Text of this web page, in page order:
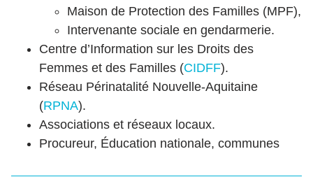
Maison de Protection des Familles (MPF),
Intervenante sociale en gendarmerie.
Centre d’Information sur les Droits des
Femmes et des Familles (CIDFF).
Réseau Périnatalité Nouvelle-Aquitaine
(RPNA).
Associations et réseaux locaux.
Procureur, Éducation nationale, communes